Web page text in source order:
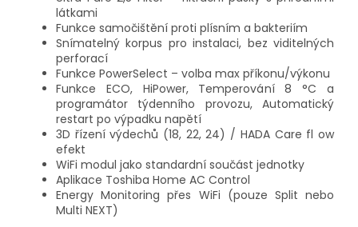
látkami
Funkce samočištění proti plísním a bakteriím
Snímatelný korpus pro instalaci, bez viditelných
perforací
Funkce PowerSelect – volba max příkonu/výkonu
Funkce ECO, HiPower, Temperování 8 °C a
programátor týdenního provozu, Automatický
restart po výpadku napětí
3D řízení výdechů (18, 22, 24) / HADA Care fl ow
efekt
WiFi modul jako standardní součást jednotky
Aplikace Toshiba Home AC Control
Energy Monitoring přes WiFi (pouze Split nebo
Multi NEXT)